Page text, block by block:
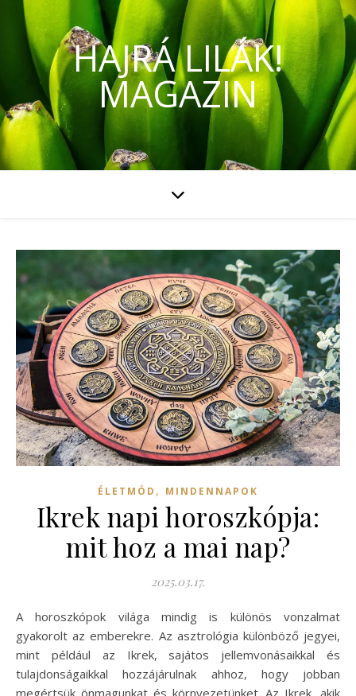
HAJRÁ LILÁK!
MAGAZIN
ÉLETMÓD , MINDENNAPOK
Ikrek napi horoszkópja:
mit hoz a mai nap?
2025.03.17.
A horoszkópok világa mindig is különös vonzalmat
gyakorolt az emberekre. Az asztrológia különböző jegyei,
mint például az Ikrek, sajátos jellemvonásaikkal és
tulajdonságaikkal hozzájárulnak ahhoz, hogy jobban
megértsük önmagunkat és környezetünket. Az Ikrek, akik